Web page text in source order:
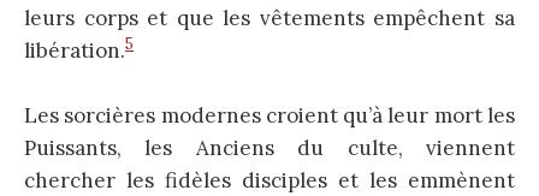
leurs corps et que les vêtements empêchent sa
libération.5
Les sorcières modernes croient qu’à leur mort les
Puissants, les Anciens du culte, viennent
chercher les fidèles disciples et les emmènent